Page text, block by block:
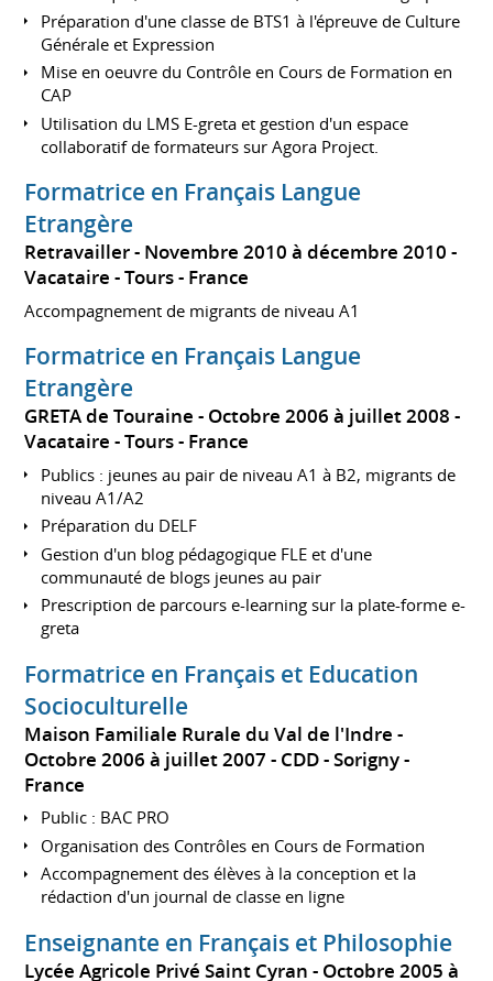
Préparation d'une classe de BTS1 à l'épreuve de Culture
Générale et Expression
Mise en oeuvre du Contrôle en Cours de Formation en
CAP
Utilisation du LMS E-greta et gestion d'un espace
collaboratif de formateurs sur Agora Project.
Formatrice en Français Langue
Etrangère
Retravailler
Novembre 2010 à décembre 2010
Vacataire
Tours France
Accompagnement de migrants de niveau A1
Formatrice en Français Langue
Etrangère
GRETA de Touraine
Octobre 2006 à juillet 2008
Vacataire
Tours France
Publics : jeunes au pair de niveau A1 à B2, migrants de
niveau A1/A2
Préparation du DELF
Gestion d'un blog pédagogique FLE et d'une
communauté de blogs jeunes au pair
Prescription de parcours e-learning sur la plate-forme e-
greta
Formatrice en Français et Education
Socioculturelle
Maison Familiale Rurale du Val de l'Indre
Octobre 2006 à juillet 2007 CDD
Sorigny
France
Public : BAC PRO
Organisation des Contrôles en Cours de Formation
Accompagnement des élèves à la conception et la
rédaction d'un journal de classe en ligne
Enseignante en Français et Philosophie
Lycée Agricole Privé Saint Cyran
Octobre 2005 à